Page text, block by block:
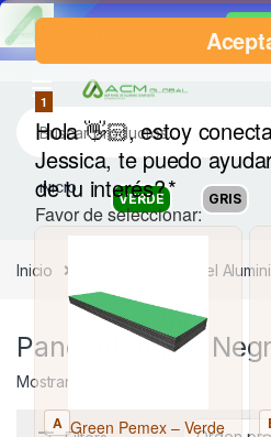
WhatsApp: 55 6915 8817
INICIO
VERDE GRIS
Inicio Panel
Panel Aluminio
Mostrando los 3 resultados